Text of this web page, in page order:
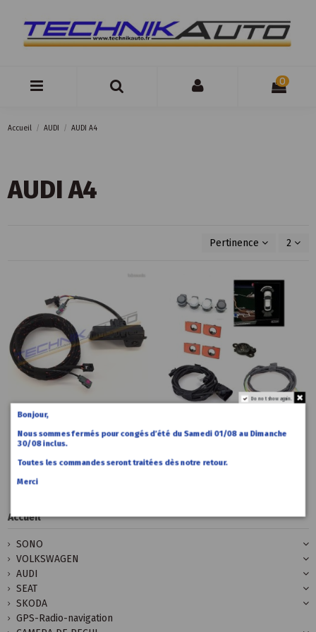
0
Accueil AUDI AUDI A4
AUDI A4
Pertinence 2
Caméra de
recul Audi
A4 B9/8W
259,00 €
Radars
Audi A4 B9
390,00 €
Accueil
SONO
VOLKSWAGEN
AUDI
SEAT
SKODA
GPS-Radio-navigation
Do not show again.
Bonjour,
Nous sommes fermés pour congés d’été du Samedi 01/08 au Dimanche
30/08 inclus.
Toutes les commandes seront traitées dès notre retour.
Merci